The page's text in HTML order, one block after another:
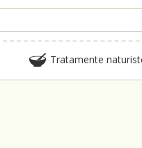
Tratamente